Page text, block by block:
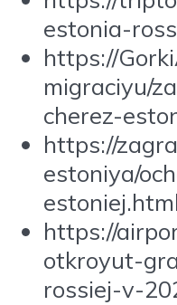
estonia-
https://
migraciyu/
cherez-
https://
estoniya/
estoniej.html
https://
otkroyut-
rossiej-v-